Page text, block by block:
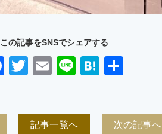
この記事をSNSでシェアする
Facebook
TwitterEmailLineHatena
記事一覧へ 次の記事へ